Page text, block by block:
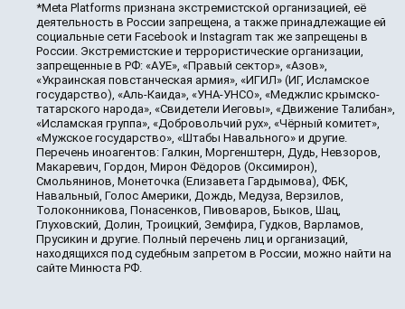
*Meta Platforms признана экстремистской организацией, её
деятельность в России запрещена, а также принадлежащие ей
социальные сети Facebook и Instagram так же запрещены в
России. Экстремистские и террористические организации,
запрещенные в РФ: «АУЕ», «Правый сектор», «Азов»,
«Украинская повстанческая армия», «ИГИЛ» (ИГ, Исламское
государство), «Аль-Каида», «УНА-УНСО», «Меджлис крымско-
татарского народа», «Свидетели Иеговы», «Движение Талибан»,
«Исламская группа», «Добровольчий рух», «Чёрный комитет»,
«Мужское государство», «Штабы Навального» и другие.
Перечень иноагентов: Галкин, Моргенштерн, Дудь, Невзоров,
Макаревич, Гордон, Мирон Фёдоров (Оксимирон),
Смольянинов, Монеточка (Елизавета Гардымова), ФБК,
Навальный, Голос Америки, Дождь, Медуза, Верзилов,
Толоконникова, Понасенков, Пивоваров, Быков, Шац,
Глуховский, Долин, Троицкий, Земфира, Гудков, Варламов,
Прусикин и другие. Полный перечень лиц и организаций,
находящихся под судебным запретом в России, можно найти на
сайте Минюста РФ.